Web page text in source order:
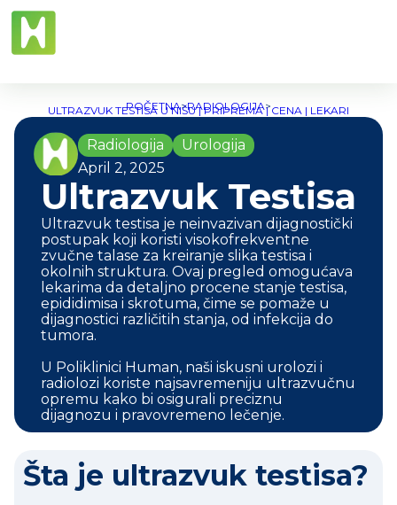
POČETNA>RADIOLOGIJA>
ULTRAZVUK TESTISA U NIŠU | PRIPREMA | CENA | LEKARI
Radiologija
Urologija
April 2, 2025
Ultrazvuk Testisa
Ultrazvuk testisa je neinvazivan dijagnostički
postupak koji koristi visokofrekventne
zvučne talase za kreiranje slika testisa i
okolnih struktura. Ovaj pregled omogućava
lekarima da detaljno procene stanje testisa,
epididimisa i skrotuma, čime se pomaže u
dijagnostici različitih stanja, od infekcija do
tumora.
U Poliklinici Human, naši iskusni urolozi i
radiolozi koriste najsavremeniju ultrazvučnu
opremu kako bi osigurali preciznu
dijagnozu i pravovremeno lečenje.
Šta je ultrazvuk testisa?